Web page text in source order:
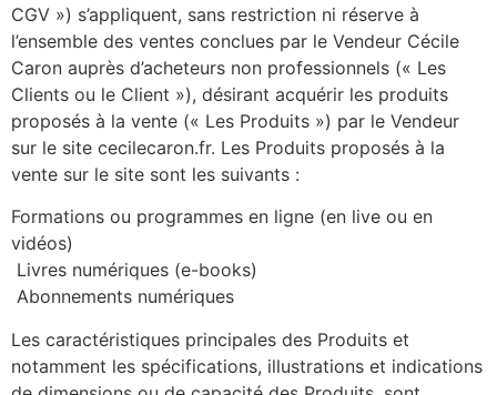
CGV ») s’appliquent, sans restriction ni réserve à
l’ensemble des ventes conclues par le Vendeur Cécile
Caron auprès d’acheteurs non professionnels (« Les
Clients ou le Client »), désirant acquérir les produits
proposés à la vente (« Les Produits ») par le Vendeur
sur le site cecilecaron.fr. Les Produits proposés à la
vente sur le site sont les suivants :
Formations ou programmes en ligne (en live ou en
vidéos)
Livres numériques (e-books)
Abonnements numériques
Les caractéristiques principales des Produits et
notamment les spécifications, illustrations et indications